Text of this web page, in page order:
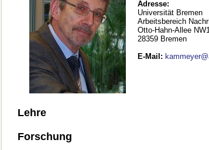
Adresse:
Universität Bremen
Arbeitsbereich
Otto-Hahn-Allee
28359 Bremen
E-Mail :
Lehre
Forschung